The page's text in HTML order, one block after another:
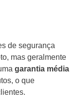
de segurança
mas geralmente
garantia média
o que